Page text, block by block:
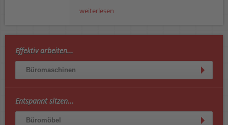
weiterlesen
Effektiv arbeiten...
Büromaschinen
Entspannt sitzen...
Büromöbel